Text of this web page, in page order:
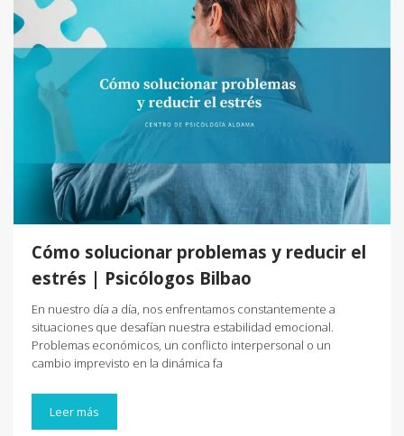
Cómo solucionar problemas y reducir el
estrés | Psicólogos Bilbao
En nuestro día a día, nos enfrentamos constantemente a
situaciones que desafían nuestra estabilidad emocional.
Problemas económicos, un conflicto interpersonal o un
cambio imprevisto en la dinámica fa
Leer más